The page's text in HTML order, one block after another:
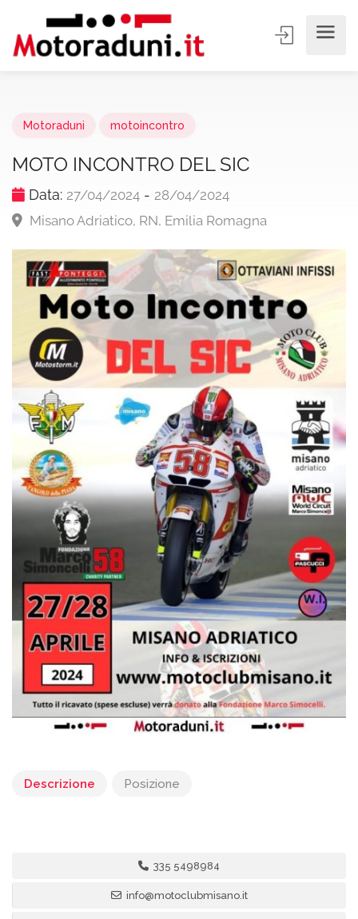
Motoraduni motoincontro
MOTO INCONTRO DEL SIC
Data: 27/04/2024 - 28/04/2024
Misano Adriatico, RN, Emilia Romagna
Descrizione Posizione
335 5498984
info@motoclubmisano.it